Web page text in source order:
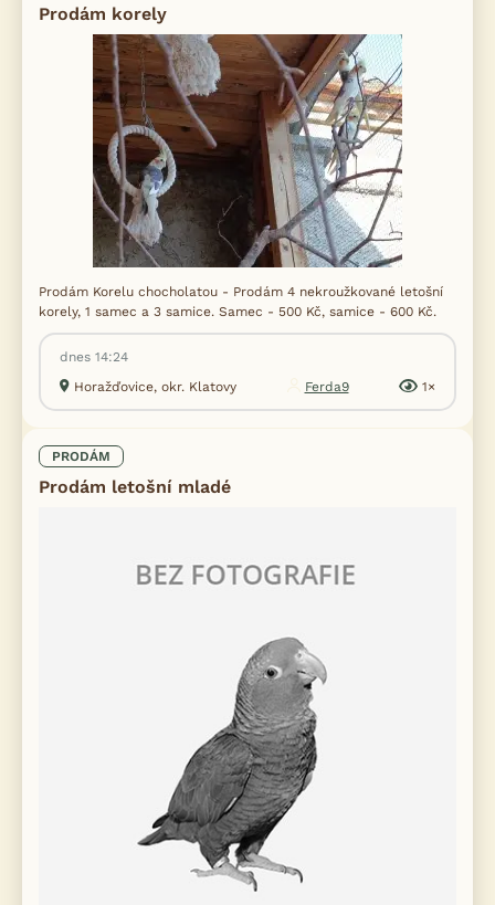
Prodám korely
Prodám Korelu chocholatou - Prodám 4 nekroužkované letošní
korely, 1 samec a 3 samice. Samec - 500 Kč, samice - 600 Kč.
dnes 14:24
Horažďovice, okr. Klatovy
Ferda9 1×
PRODÁM
Prodám letošní mladé